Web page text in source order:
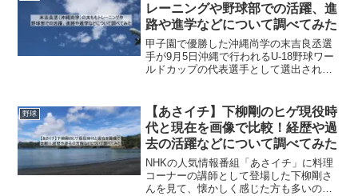
レーニングや野球部での活躍、進
路や進学などについて調べてみた
甲子園で優勝した沖縄尚学の末吉良丞選
手が9月5日沖縄で行われるU-18野球ワー
ルドカップの代表選手として選出された
路、進学などについて調べてみました。
末吉良丞選手のプロ...
野球
【あさイチ】下柳剛のヒゲ現役時
代と現在を画像で比較！経歴や過
去の活躍などについて調べてみた
NHKの人気情報番組「あさイチ」に料理
コーナーの講師として登場した下柳剛さ
んを見て、懐かしく感じた方も多いので